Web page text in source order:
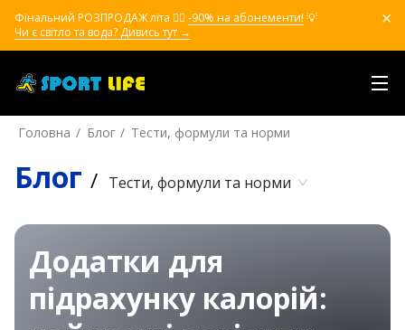
Фінальний РОЗПРОДАЖ літа ❤️‍🔥 -90% на абонементи! 💡
Чи є світло та вода? Дивись тут →
Головна Блог Тести, формули та норми
Блог / Тести, формули та норми
Додатки для
підрахунку калорій: